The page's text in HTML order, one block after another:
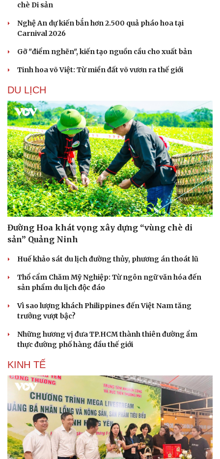
Văn hóa
Sân khấu - Điện ảnh
Văn học
Âm nhạc
Di sản
Giải trí
Nghệ sĩ
Thời trang
Sao Việt
chè Di sản
Nghệ An dự kiến bắn hơn 2.500 quả pháo hoa tại
Carnival 2026
Gỡ "điểm nghẽn", kiến tạo nguồn cầu cho xuất bản
Tinh hoa võ Việt: Từ miền đất võ vươn ra thế giới
DU LỊCH
Đường Hoa khát vọng xây dựng “vùng chè di
sản” Quảng Ninh
Huế khảo sát du lịch đường thủy, phương án thoát lũ
Thổ cẩm Chăm Mỹ Nghiệp: Từ ngôn ngữ văn hóa đến
sản phẩm du lịch độc đáo
Vì sao lượng khách Philippines đến Việt Nam tăng
trưởng vượt bậc?
Những hương vị đưa TP.HCM thành thiên đường ẩm
thực đường phố hàng đầu thế giới
KINH TẾ